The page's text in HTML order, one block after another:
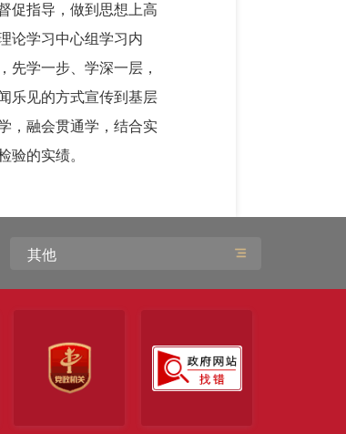
促指导，做到思想上高
论学习中心组学习内
先学一步、学深一层，
乐见的方式宣传到基层
，融会贯通学，结合实
验的实绩。
其他